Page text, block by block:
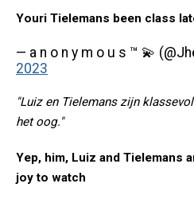
Youri Tielemans been class
— a n o n y m o u s ™ 💫
2023
"Luiz en Tielemans zijn
het oog."
Yep, him, Luiz and Tielemans
joy to watch